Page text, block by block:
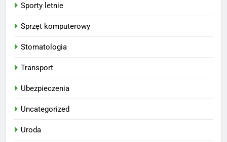
Sporty letnie
Sprzęt komputerowy
Stomatologia
Transport
Ubezpieczenia
Uncategorized
Uroda